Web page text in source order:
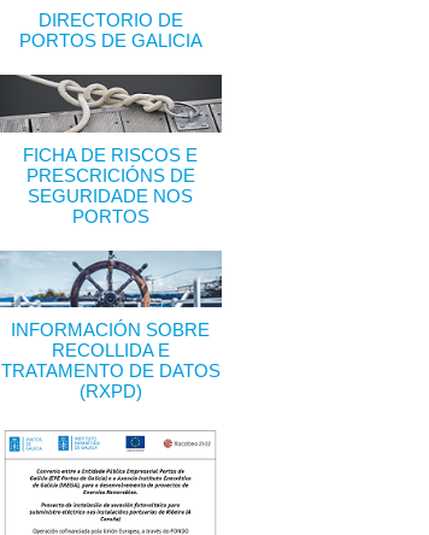
DIRECTORIO DE
PORTOS DE GALICIA
FICHA DE RISCOS E
PRESCRICIÓNS DE
SEGURIDADE NOS
PORTOS
INFORMACIÓN SOBRE
RECOLLIDA E
TRATAMENTO DE DATOS
(RXPD)